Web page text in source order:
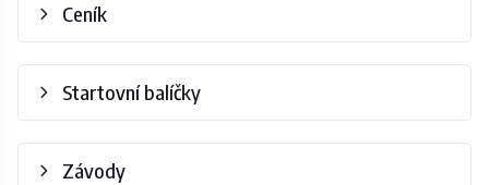
Ceník
Startovní balíčky
Závody